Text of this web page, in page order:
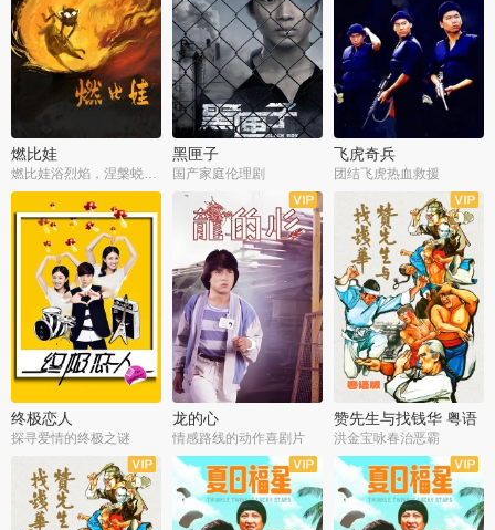
燃比娃
燃比娃浴烈焰，涅槃蜕变成人
黑匣子
国产家庭伦理剧
飞虎奇兵
团结飞虎热血救援
终极恋人
探寻爱情的终极之谜
龙的心
情感路线的动作喜剧片
赞先生与找钱华 粤语
版
洪金宝咏春治恶霸